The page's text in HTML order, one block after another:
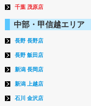
千葉 茂原店
中部・甲信越エリア
長野 長野店
長野 飯田店
新潟 長岡店
新潟 上越店
石川 金沢店